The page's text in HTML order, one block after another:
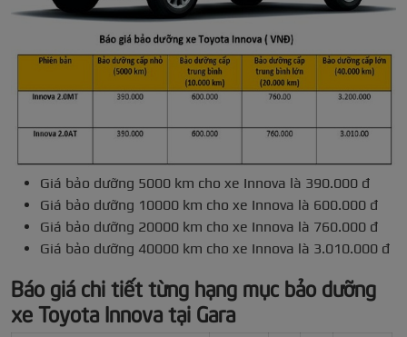
Giá bảo dưỡng 5000 km cho xe Innova là 390.000 đ
Giá bảo dưỡng 10000 km cho xe Innova là 600.000 đ
Giá bảo dưỡng 20000 km cho xe Innova là 760.000 đ
Giá bảo dưỡng 40000 km cho xe Innova là 3.010.000 đ
Báo giá chi tiết từng hạng mục bảo dưỡng
xe Toyota Innova tại Gara